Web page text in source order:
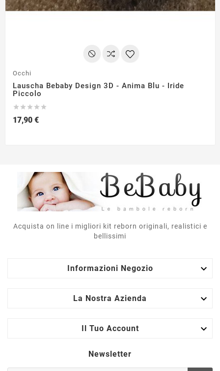
Occhi
Lauscha Bebaby Design 3D - Anima Blu - Iride
Piccolo
    
17,90 €
Acquista on line i migliori kit reborn originali, realistici e
bellissimi
Informazioni Negozio 
La Nostra Azienda 
Il Tuo Account 
Newsletter